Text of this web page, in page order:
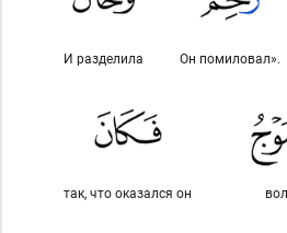
Он помиловал».
И разделила
так, что оказался он